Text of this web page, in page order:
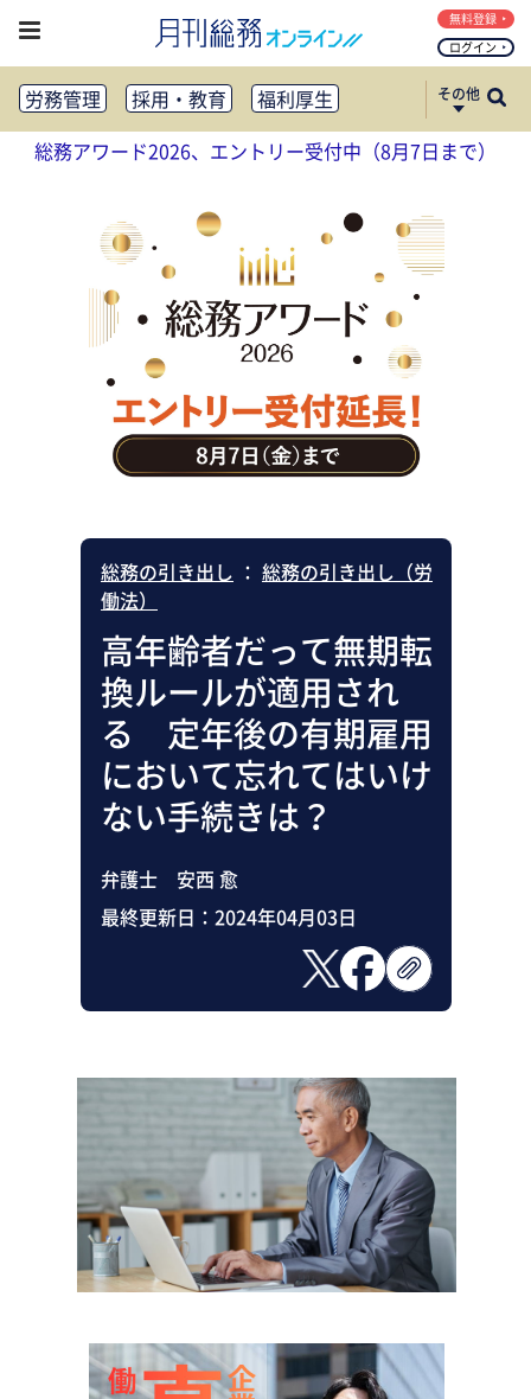
ログイン
無料登録
労務管理 採用・教育
福利厚生
健康経営
働き方改革
法務・コンプライアンス
リスクマネジメント・BCP
社外・社内広報
社外・社内コミュニケーション活性化
FM・オフィス移転
CSR・SDGs
テクノロジー活用・DX
助成金・補助金・コスト削減
アウトソーシング・BPO
調査・レポート
その他
総務アワード2026、エントリー受付中（8月7日まで）
総務の引き出し ： 総務の引き出し（労
働法）
高年齢者だって無期転
換ルールが適用され
る 定年後の有期雇用
において忘れてはいけ
ない手続きは？
弁護士 安西 愈
最終更新日： 2024年04月03日